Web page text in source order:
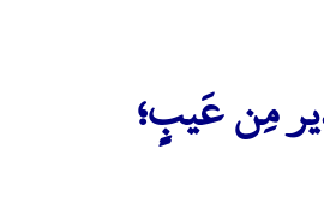
مِن عَيبٍ؛